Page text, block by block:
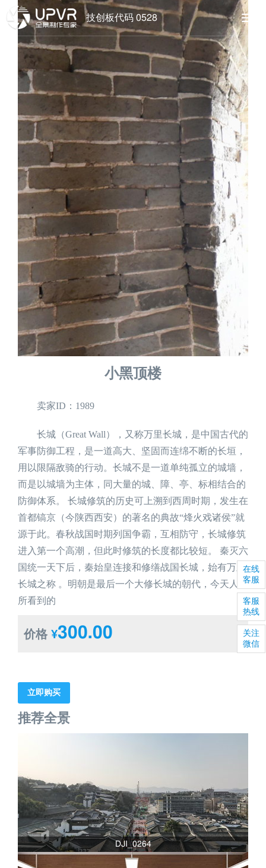
技创板代码 0528
小黑顶楼
卖家ID：1989
长城（Great Wall），又称万里长城，是中国古代的
军事防御工程，是一道高大、坚固而连绵不断的长垣，
用以限隔敌骑的行动。长城不是一道单纯孤立的城墙，
而是以城墙为主体，同大量的城、障、亭、标相结合的
防御体系。 长城修筑的历史可上溯到西周时期，发生在
首都镐京（今陕西西安）的著名的典故“烽火戏诸侯”就
源于此。春秋战国时期列国争霸，互相防守，长城修筑
进入第一个高潮，但此时修筑的长度都比较短。 秦灭六
国统一天下后，秦始皇连接和修缮战国长城，始有万里
长城之称 。明朝是最后一个大修长城的朝代，今天人们
所看到的
价格 ¥300.00
立即购买
推荐全景
DJI_0264
在线
客服
客服
热线
关注
微信